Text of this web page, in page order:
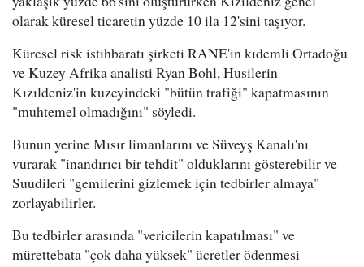
olarak küresel ticaretin yüzde 10 ila 12'sini taşıyor.
Küresel risk istihbaratı şirketi RANE'in kıdemli Ortadoğu
ve Kuzey Afrika analisti Ryan Bohl, Husilerin
Kızıldeniz'in kuzeyindeki "bütün trafiği" kapatmasının
"muhtemel olmadığını" söyledi.
Bunun yerine Mısır limanlarını ve Süveyş Kanalı'nı
vurarak "inandırıcı bir tehdit" olduklarını gösterebilir ve
Suudileri "gemilerini gizlemek için tedbirler almaya"
zorlayabilirler.
Bu tedbirler arasında "vericilerin kapatılması" ve
mürettebata "çok daha yüksek" ücretler ödenmesi